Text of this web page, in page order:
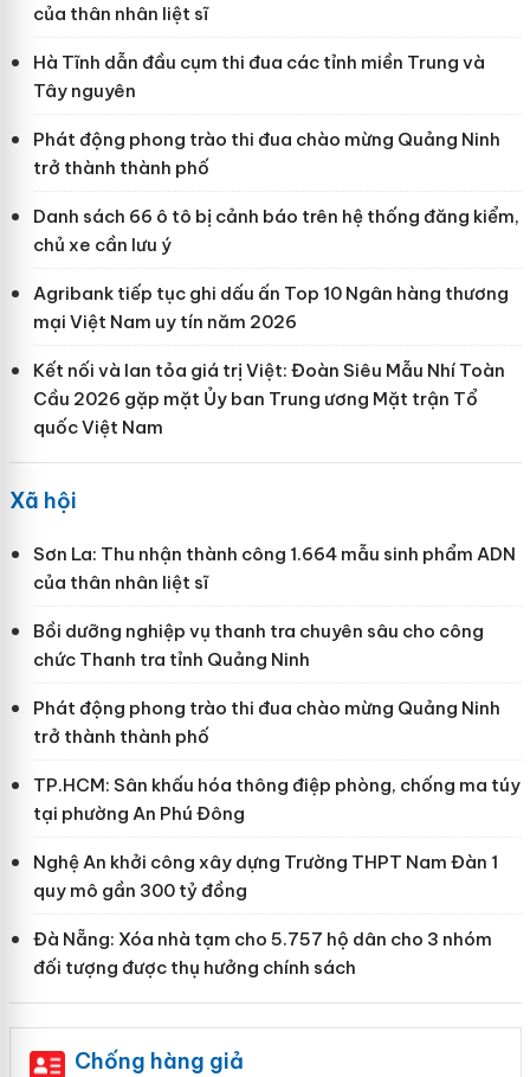
của thân nhân liệt sĩ
Hà Tĩnh dẫn đầu cụm thi đua các tỉnh miền Trung và
Tây nguyên
Phát động phong trào thi đua chào mừng Quảng Ninh
trở thành thành phố
Danh sách 66 ô tô bị cảnh báo trên hệ thống đăng kiểm,
chủ xe cần lưu ý
Agribank tiếp tục ghi dấu ấn Top 10 Ngân hàng thương
mại Việt Nam uy tín năm 2026
Kết nối và lan tỏa giá trị Việt: Đoàn Siêu Mẫu Nhí Toàn
Cầu 2026 gặp mặt Ủy ban Trung ương Mặt trận Tổ
quốc Việt Nam
Xã hội
Sơn La: Thu nhận thành công 1.664 mẫu sinh phẩm ADN
của thân nhân liệt sĩ
Bồi dưỡng nghiệp vụ thanh tra chuyên sâu cho công
chức Thanh tra tỉnh Quảng Ninh
Phát động phong trào thi đua chào mừng Quảng Ninh
trở thành thành phố
TP.HCM: Sân khấu hóa thông điệp phòng, chống ma túy
tại phường An Phú Đông
Nghệ An khởi công xây dựng Trường THPT Nam Đàn 1
quy mô gần 300 tỷ đồng
Đà Nẵng: Xóa nhà tạm cho 5.757 hộ dân cho 3 nhóm
đối tượng được thụ hưởng chính sách
Chống hàng giả